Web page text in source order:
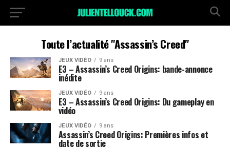
Toute l’actualité "Assassin’s Creed"
JEUX VIDÉO 9 ans
E3 – Assassin’s Creed Origins: bande-annonce
inédite
JEUX VIDÉO 9 ans
E3 – Assassin’s Creed Origins: Du gameplay en
vidéo
JEUX VIDÉO 9 ans
Assassin’s Creed Origins: Premières infos et
date de sortie